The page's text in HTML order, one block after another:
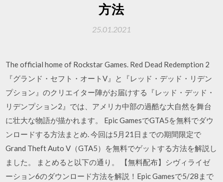
方法
25.01.2021
The official home of Rockstar Games. Red Dead Redemption 2
『グランド・セフト・オートV』と『レッド・デッド・リデン
プション』のクリエイター陣がお届けする『レッド・デッド・
リデンプション2』では、アメリカ中部の過酷な大自然を舞台
に壮大な物語が描かれます。 Epic GamesでGTA5を無料でダウ
ンロードする方法まとめ. 今回は5月21日までの期間限定で
Grand Theft Auto Ⅴ（GTA5）を無料でゲットする方法を解説し
ました。 まとめると以下の通り。 【無料配布】シヴィライゼ
ーション6のダウンロード方法を解説！Epic Gamesで5/28まで